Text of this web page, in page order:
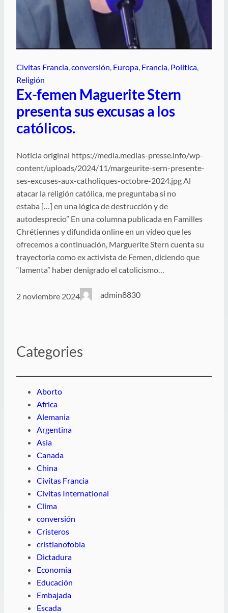
Civitas Francia, conversión, Europa, Francia, Politica
Religión
Ex-femen Maguerite Stern
presenta sus excusas a los
católicos.
Noticia original https://media.medias-presse.info/wp-
content/uploads/2024/11/margeurite-sern-presente-
ses-excuses-aux-catholiques-octobre-2024.jpg Al
atacar la religión católica, me preguntaba si no
estaba […] en una lógica de destrucción y de
autodesprecio” En una columna publicada en Familles
Chrétiennes y difundida online en un vídeo que les
ofrecemos a continuación, Marguerite Stern cuenta su
trayectoria como ex activista de Femen, diciendo que
“lamenta” haber denigrado el catolicismo…
2 noviembre 2024 admin8830
Categories
Aborto
Africa
Alemania
Argentina
Asia
Canada
China
Civitas Francia
Civitas International
Clima
conversión
Cristeros
cristianofobia
Dictadura
Economía
Educación
Embajada
Escada